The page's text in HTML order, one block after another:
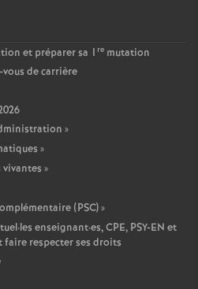
et préparer sa 1 re mutation
de carrière
»
»
vivantes »
(PSC)»
·les enseignant·es, CPE, PSY-EN et
respecter ses droits